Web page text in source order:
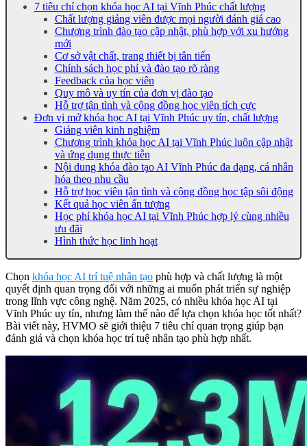
7 tiêu chí chọn khóa học AI tại Vĩnh Phúc chất lượng
Chất lượng giảng viên được mọi người đánh giá cao
Chương trình đào tạo cập nhật, phù hợp với xu hướng
mới
Cơ sở vật chất, trang thiết bị tân tiến
Chính sách học phí và đào tạo rõ ràng
Feedback của học viên
Quy mô và uy tín của đơn vị đào tạo
Hỗ trợ tận tình và cộng đồng học viên tích cực
Đơn vị mở khóa học AI tại Vĩnh Phúc uy tín, chất lượng
Giảng viên kinh nghiệm
Chương trình khóa học AI tại Vĩnh Phúc luôn cập nhật
và ứng dụng thực tiễn
Nội dung khóa đào tạo AI Vĩnh Phúc đa dạng, cá nhân
hóa theo nhu cầu
Hỗ trợ học viên tận tình và cộng đồng học tập sôi động
Kết quả học viên ấn tượng
Học phí khóa học AI tại Vĩnh Phúc hợp lý cùng nhiều
ưu đãi
Hình thức học linh hoạt
Chọn khóa học AI trí tuệ nhân tạo phù hợp và chất lượng là một
quyết định quan trọng đối với những ai muốn phát triển sự nghiệp
trong lĩnh vực công nghệ. Năm 2025, có nhiều khóa học AI tại
Vĩnh Phúc uy tín, nhưng làm thế nào để lựa chọn khóa học tốt nhất?
Bài viết này, HVMO sẽ giới thiệu 7 tiêu chí quan trọng giúp bạn
đánh giá và chọn khóa học trí tuệ nhân tạo phù hợp nhất.